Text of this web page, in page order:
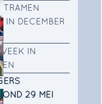
IN DECEMBER
IN
29 MEI